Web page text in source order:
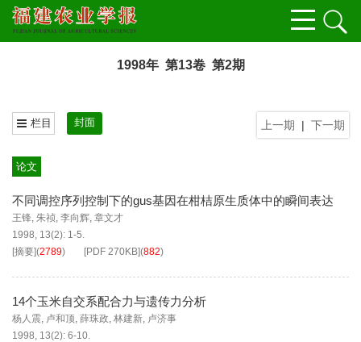
1998年 第13卷 第2期
上一期 | 下一期
栏目 封面
论文
不同调控序列控制下的gus基因在柑桔原生质体中的瞬间表达
王锋, 朱祯, 李向辉, 章文才
1998, 13(2): 1-5.
[摘要](2789) [PDF 270KB](882)
14个玉米自交系配合力与遗传力分析
杨人震, 卢和顶, 薛珠政, 林建新, 卢济事
1998, 13(2): 6-10.